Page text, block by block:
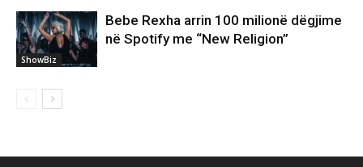
ShowBiz
Bebe Rexha arrin 100 milionë dëgjime
në Spotify me “New Religion”